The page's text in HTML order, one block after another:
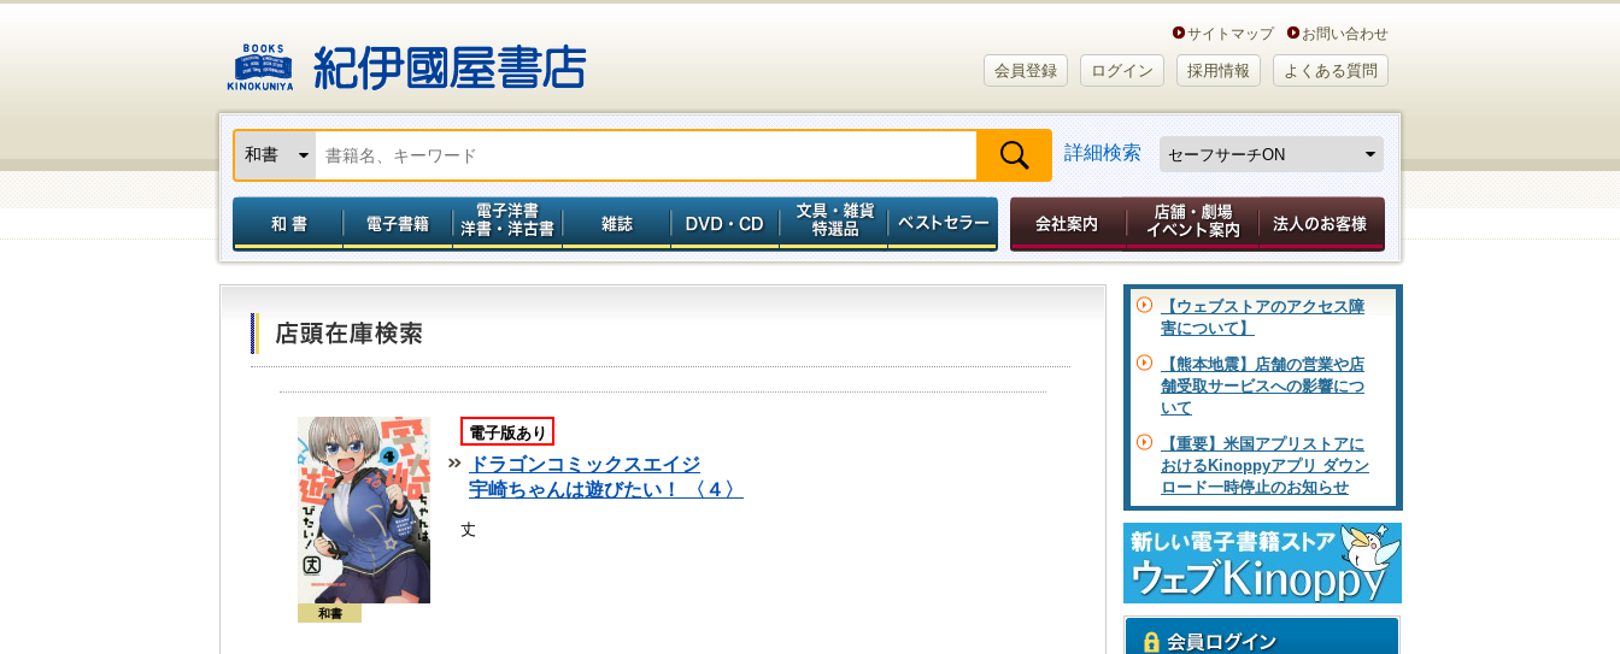
サイトマップ お問い合わせ
会員登録 ログイン 採用情報 よくある質問
詳細検索
和書
電子版あり
ドラゴンコミックスエイジ
宇崎ちゃんは遊びたい！ 〈４〉
丈
【ウェブストアのアクセス障
害について】
【熊本地震】店舗の営業や店
舗受取サービスへの影響につ
いて
【重要】米国アプリストアに
おけるKinoppyアプリ ダウン
ロード一時停止のお知らせ